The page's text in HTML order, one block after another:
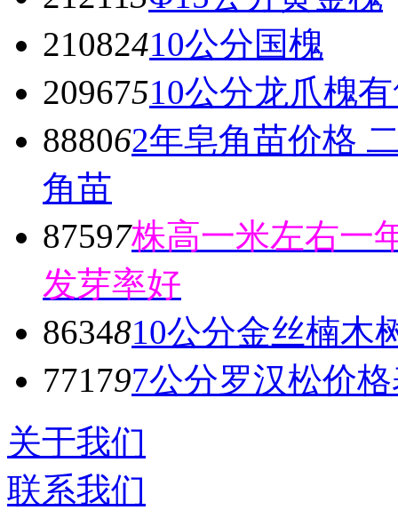
21082410公分国槐
20967510公分龙爪槐
888062年皂角苗价格
角苗
87597株高一米左右一
发芽率好
8634810公分金丝楠木
771797公分罗汉松价
关于我们
联系我们